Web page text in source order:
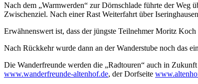
Nach dem „Warmwerden“ zur Dörnschlade führte der Weg
Zwischenziel. Nach einer Rast Weiterfahrt über
Erwähnenswert ist, dass der jüngste Teilnehmer Moritz
Nach Rückkehr wurde dann an der Wanderstube noch das
Die Wanderfreunde werden die „Radtouren“ auch in
www.wanderfreunde-altenhof.de, der Dorfseite